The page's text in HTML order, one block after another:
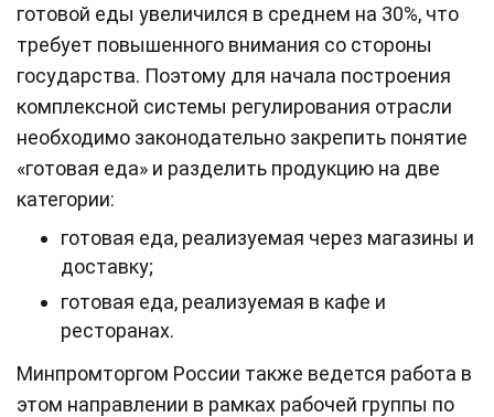
готовой еды увеличился в среднем на 30%, что
требует повышенного внимания со стороны
государства. Поэтому для начала построения
комплексной системы регулирования отрасли
необходимо законодательно закрепить понятие
«готовая еда» и разделить продукцию на две
категории:
готовая еда, реализуемая через магазины и
доставку;
готовая еда, реализуемая в кафе и
ресторанах.
Минпромторгом России также ведется работа в
этом направлении в рамках рабочей группы по